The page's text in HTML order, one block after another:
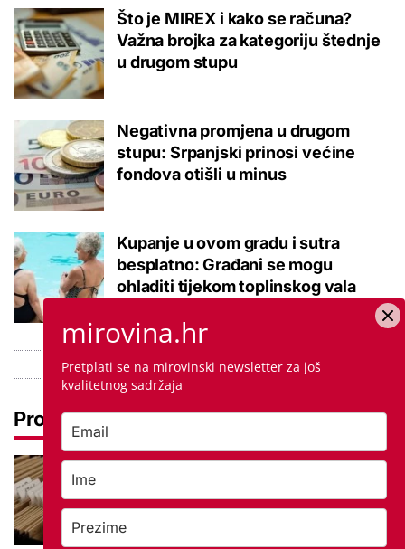
Što je MIREX i kako se računa?
Važna brojka za kategoriju štednje
u drugom stupu
Negativna promjena u drugom
stupu: Srpanjski prinosi većine
fondova otišli u minus
Kupanje u ovom gradu i sutra
besplatno: Građani se mogu
ohladiti tijekom toplinskog vala
Pročitaj još
Promjena prakse za sve SC-ove,
potvrđeno
mirovina.hr
Pretplati se na mirovinski newsletter za još
kvalitetnog sadržaja